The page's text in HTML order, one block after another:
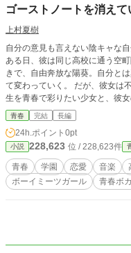
ゴーストノートを消えて
上村夏樹
自分の意見も言えない陰キャな
ある日、彼は同じ高校に通う空町陽葵
きで、自由奔放な陽葵。自分と
て変わっていく。 だが、彼女は不治の病――幽霊病を患っていた。 限りある人
生を青春で彩りたい少女と、彼
ックで切ない青春物語。
青春 完結 長編
24h.ポイント 0pt
小説 228,623 位 / 228,623件
青春 学園 恋愛 音楽
ボーイミーツガール
青春ボ